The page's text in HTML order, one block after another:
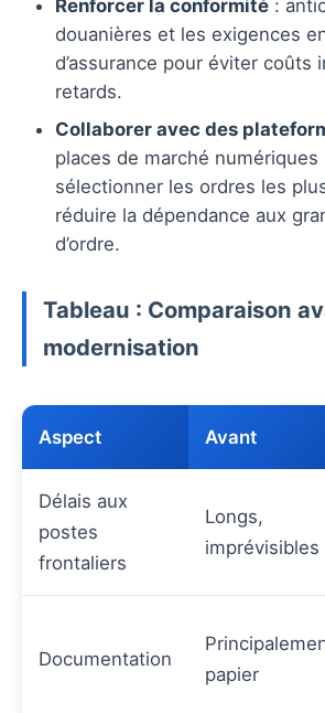
Renforcer la conformité :
douanières et les exigences
d’assurance pour éviter coûts
retards.
Collaborer avec des
places de marché numériques
sélectionner les ordres les
réduire la dépendance aux
d’ordre.
Tableau : Comparaison
modernisation
Aspect Avant
Délais aux
postes
frontaliers
Longs,
imprévisibles
Documentation
papier